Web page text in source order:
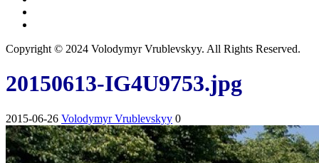
Copyright © 2024 Volodymyr Vrublevskyy. All Rights Reserved.
20150613-IG4U9753.jpg
2015-06-26 Volodymyr Vrublevskyy 0